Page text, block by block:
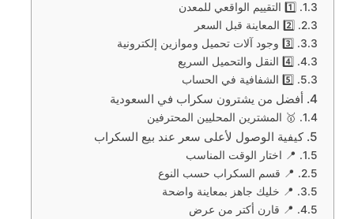
1️⃣ التقييم الواقعي للمعدن
2️⃣ المعاينة قبل السعر
3️⃣ وجود آلات تحميل وموازين إلكترونية
4️⃣ النقل والتحميل السريع
5️⃣ الشفافية في الحساب
أفضل من يشترون سكراب في السعودية
🥇 المشترين المحليين المحترفين
كيفية الوصول لأعلى سعر عند بيع السكراب
📍 اختار الوقت المناسب
📍 قسم السكراب حسب النوع
📍 خليك جاهز بمعاينة واضحة
📍 قارن أكتر من عرض